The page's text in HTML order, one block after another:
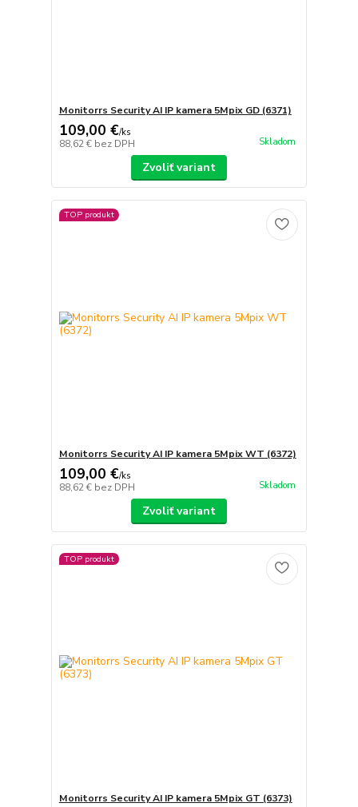
Monitorrs Security AI IP kamera 5Mpix GD (6371)
109,00 €/ks
88,62 € bez DPH Skladom
Zvoliť variant
TOP produkt
Monitorrs Security AI IP kamera 5Mpix WT (6372)
109,00 €/ks
88,62 € bez DPH Skladom
Zvoliť variant
TOP produkt
Monitorrs Security AI IP kamera 5Mpix GT (6373)